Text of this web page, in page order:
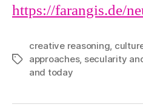
https://farangis.de/
Tags
creative reasoning,
approaches, secularity
and today